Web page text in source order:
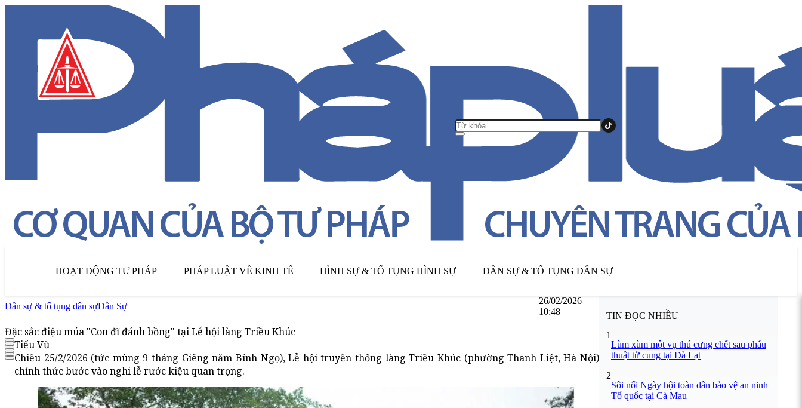
HOẠT ĐỘNG TƯ PHÁP PHÁP LUẬT VỀ KINH TẾ HÌNH SỰ & TỐ TỤNG HÌNH SỰ DÂN SỰ & TỐ TỤNG DÂN SỰ
Dân sự & tố tụng dân sựDân Sự
26/02/2026
10:48
Đặc sắc điệu múa "Con đĩ đánh bồng" tại Lễ hội làng Triều Khúc
Tiểu Vũ
Chiều 25/2/2026 (tức mùng 9 tháng Giêng năm Bính Ngọ), Lễ hội truyền thống làng Triều Khúc (phường Thanh Liệt, Hà Nội)
chính thức bước vào nghi lễ rước kiệu quan trọng.
TIN ĐỌC NHIỀU
1
Lùm xùm một vụ thú cưng chết sau phẫu
thuật tử cung tại Đà Lạt
2
Sôi nổi Ngày hội toàn dân bảo vệ an ninh
Tổ quốc tại Cà Mau